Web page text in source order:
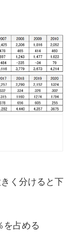
く分けると下
占める